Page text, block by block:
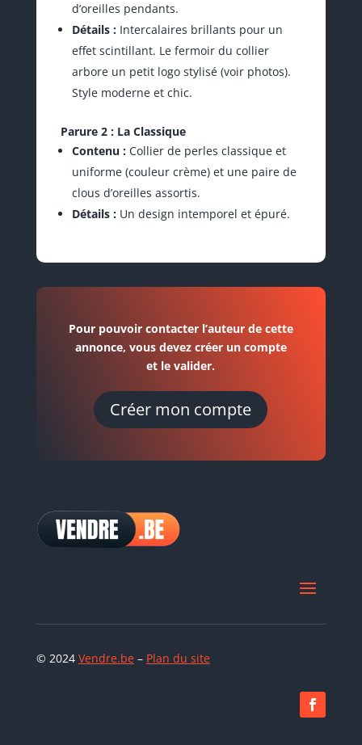
d’oreilles pendants.
Détails :Intercalaires brillants pour un
effet scintillant. Le fermoir du collier
arbore un petit logo stylisé (voir photos).
Style moderne et chic.
Parure 2 : La Classique
Contenu :Collier de perles classique et
uniforme (couleur crème) et une paire de
clous d’oreilles assortis.
Détails :Un design intemporel et épuré.
Pour pouvoir contacter l’auteur de cette
annonce, vous devez créer un compte
et le valider.
Créer mon compte
© 2024 Vendre.be– Plan du site